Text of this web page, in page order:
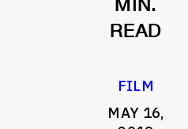
MIN.
READ
FILM
MAY 16,